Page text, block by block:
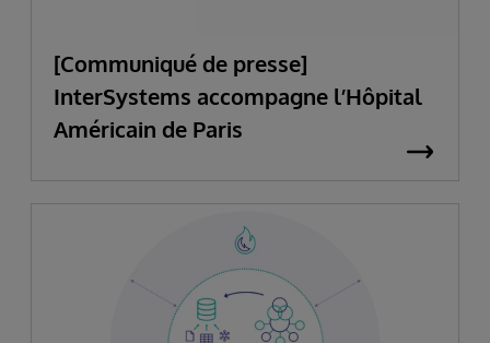
[Communiqué de presse]
InterSystems accompagne l’Hôpital
Américain de Paris